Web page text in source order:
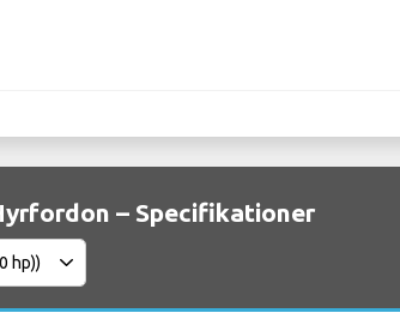
– Specifikationer